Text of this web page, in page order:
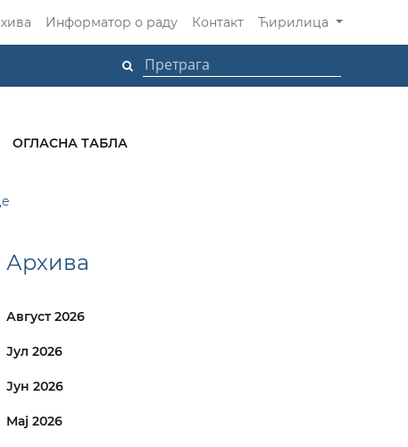
Информатор о раду Контакт Ћирилица
ОГЛАСНА ТАБЛА
Архива
Август 2026
Јул 2026
Јун 2026
Мај 2026